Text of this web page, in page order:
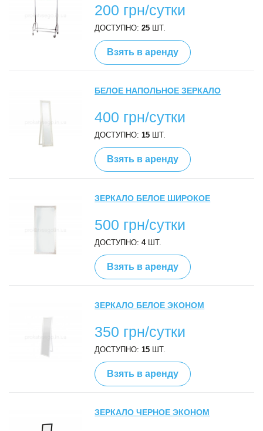
200 грн/сутки
ДОСТУПНО:25 ШТ.
Взять в аренду
БЕЛОЕ НАПОЛЬНОЕ ЗЕРКАЛО
400 грн/сутки
ДОСТУПНО:15 ШТ.
Взять в аренду
ЗЕРКАЛО БЕЛОЕ ШИРОКОЕ
500 грн/сутки
ДОСТУПНО:4ШТ.
Взять в аренду
ЗЕРКАЛО БЕЛОЕ ЭКОНОМ
350 грн/сутки
ДОСТУПНО:15 ШТ.
Взять в аренду
ЗЕРКАЛО ЧЕРНОЕ ЭКОНОМ